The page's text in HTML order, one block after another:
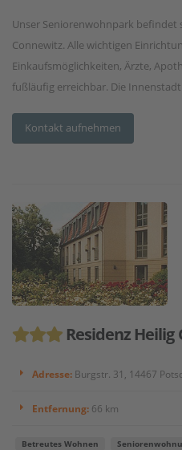
Unser Seniorenwohnpark befindet
Connewitz. Alle wichtigen
Einkaufsmöglichkeiten, Ärzte,
fußläufig erreichbar. Die
Kontakt aufnehmen
Residenz Heilig
Adresse: Burgstr. 31, 14467
Entfernung: 66 km
Betreutes Wohnen